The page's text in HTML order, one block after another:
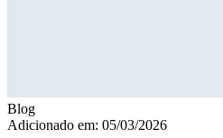
Blog
Adicionado em: 05/03/2026